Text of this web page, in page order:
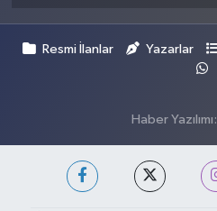
Resmi İlanlar Yazarlar
Haber Yazılımı: